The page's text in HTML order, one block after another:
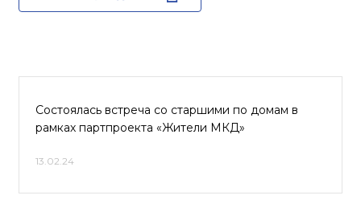
Состоялась встреча со старшими по домам в
рамках партпроекта «Жители МКД»
13.02.24